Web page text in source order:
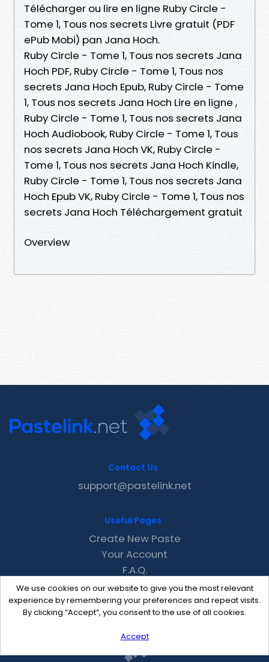
Télécharger ou lire en ligne Ruby Circle -
Tome 1, Tous nos secrets Livre gratuit (PDF
ePub Mobi) pan Jana Hoch.
Ruby Circle - Tome 1, Tous nos secrets Jana
Hoch PDF, Ruby Circle - Tome 1, Tous nos
secrets Jana Hoch Epub, Ruby Circle - Tome
1, Tous nos secrets Jana Hoch Lire en ligne ,
Ruby Circle - Tome 1, Tous nos secrets Jana
Hoch Audiobook, Ruby Circle - Tome 1, Tous
nos secrets Jana Hoch VK, Ruby Circle -
Tome 1, Tous nos secrets Jana Hoch Kindle,
Ruby Circle - Tome 1, Tous nos secrets Jana
Hoch Epub VK, Ruby Circle - Tome 1, Tous nos
secrets Jana Hoch Téléchargement gratuit
Overview
We use cookies on our website to give you the most relevant
experience by remembering your preferences and repeat visits.
By clicking “Accept”, you consent to the use of all cookies.
Accept
Contact Us
support@pastelink.net
Useful Pages
Create New Paste
Your Account
F.A.Q.
Recent
Contact